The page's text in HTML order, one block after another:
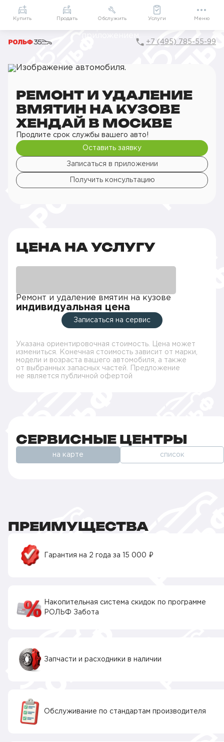
Приложение
Мой РОЛЬФ
Подарки внутри
+7 (495) 785-55-99
Главная
РОЛЬФ Сервис
Сервис Hyundai
Кузовной ремонт
Ремонт деталей кузова
Ремонт и удаление вмятин на кузове
РЕМОНТ И УДАЛЕНИЕ
ВМЯТИН НА КУЗОВЕ
ХЕНДАЙ В МОСКВЕ
Продлите срок службы вашего авто!
Оставить заявку
Записаться в приложении
Получить консультацию
ЦЕНА НА УСЛУГУ
Ремонт и удаление вмятин на кузове
индивидуальная цена
Записаться на сервис
Указана ориентировочная стоимость. Цена может
измениться. Конечная стоимость зависит от марки,
модели и возраста вашего автомобиля, а также
от выбранных запасных частей. Предложение
не является публичной офертой
СЕРВИСНЫЕ ЦЕНТРЫ
на карте список
ПРЕИМУЩЕСТВА
Гарантия на 2 года за 15 000 ₽
Накопительная система скидок по программе
РОЛЬФ Забота
Запчасти и расходники в наличии
Обслуживание по стандартам производителя
Купить Продать Обслужить Услуги Меню